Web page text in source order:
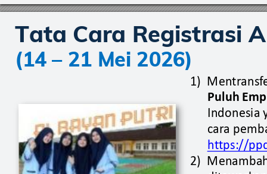
1) Mentransf
Puluh
Indonesia
cara
https://
2)
Tata Cara Registrasi
(14 – 21 Mei 2026)